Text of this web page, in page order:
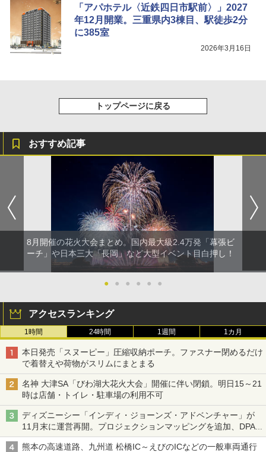
「アパホテル〈近鉄四日市駅前〉」2027
年12月開業。三重県内3棟目、駅徒歩2分
に385室
2026年3月16日
トップページに戻る
おすすめ記事
8月開催の花火大会まとめ。国内最大級2.4万発「幕張ビ
ーチ」や日本三大「長岡」など大型イベント目白押し！
● ● ● ● ● ●
アクセスランキング
1時間 24時間 1週間 1カ月
本日発売「スヌーピー」圧縮収納ポーチ。ファスナー閉めるだけ
で着替えや荷物がスリムにまとまる
名神 大津SA「びわ湖大花火大会」開催に伴い閉鎖。明日15～21
時は店舗・トイレ・駐車場の利用不可
ディズニーシー「インディ・ジョーンズ・アドベンチャー」が
11月末に運営再開。プロジェクションマッピングを追加、DPA
は1500円
熊本の高速道路、九州道 松橋IC～えびのICなどの一般車両通行